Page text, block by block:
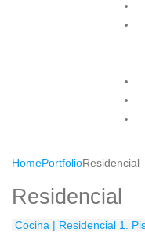
HomePortfolioResidencial
Residencial
Cocina | Residencial 1.